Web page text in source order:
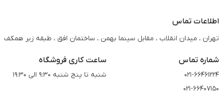
اطلاعات تماس
تهران ، میدان انقلاب ، مقابل سینما بهمن ، ساختمان افق ، طبقه زیر همکف
شماره تماس
021-66461224
021-66407150
ساعت کاری فروشگاه
شنبه تا پنج شنبه 9:30 الی 19:30